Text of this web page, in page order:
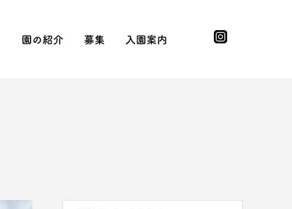
お知らせ 園の紹介 募集 facebook